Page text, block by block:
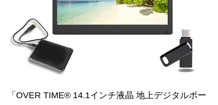
「OVER TIME® 14.1インチ液晶 地上デジタルポー